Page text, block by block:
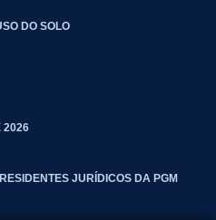
DO SOLO
2026
JURÍDICOS DA PGM